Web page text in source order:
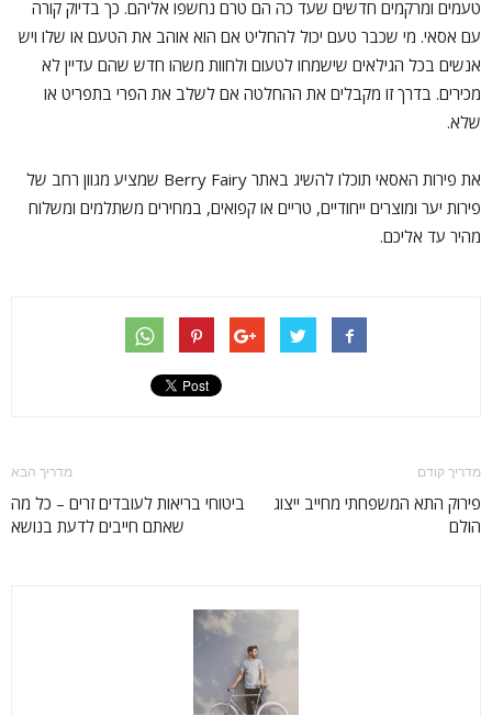
טעמים ומרקמים חדשים שעד כה הם טרם נחשפו אליהם. כך בדיוק קורה
עם אסאי. מי שכבר טעם יכול להחליט אם הוא אוהב את הטעם או שלו ויש
אנשים בכל הגילאים שישמחו לטעום ולחוות משהו חדש שהם עדיין לא
מכירים. בדרך זו מקבלים את ההחלטה אם לשלב את הפרי בתפריט או
שלא.
את פירות האסאי תוכלו להשיג באתר Berry Fairy שמציע מגוון רחב של
פירות יער ומוצרים ייחודיים, טריים או קפואים, במחירים משתלמים ומשלוח
מהיר עד אליכם.
מדריך קודם
פירוק התא המשפחתי מחייב ייצוג
הולם
מדריך הבא
ביטוחי בריאות לעובדים זרים – כל מה
שאתם חייבים לדעת בנושא